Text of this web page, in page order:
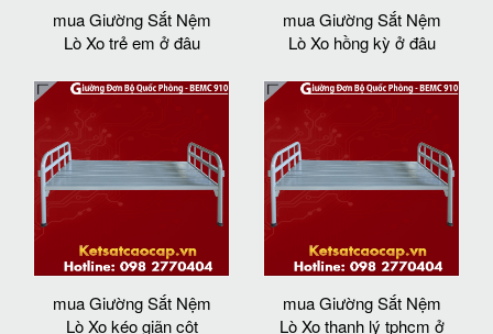
mua Giường Sắt Nệm
Lò Xo trẻ em ở đâu
mua Giường Sắt Nệm
Lò Xo hồng kỳ ở đâu
mua Giường Sắt Nệm
Lò Xo kéo giãn cột
mua Giường Sắt Nệm
Lò Xo thanh lý tphcm ở